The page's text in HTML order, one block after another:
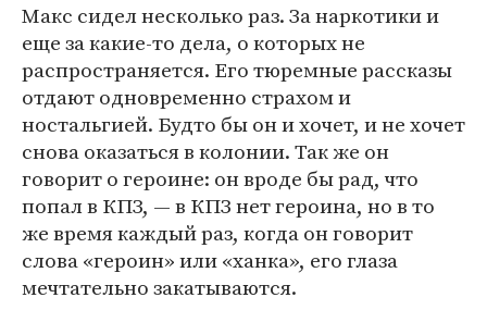
Макс сидел несколько раз. За наркотики и
еще за какие-то дела, о которых не
распространяется. Его тюремные рассказы
отдают одновременно страхом и
ностальгией. Будто бы он и хочет, и не хочет
снова оказаться в колонии. Так же он
говорит о героине: он вроде бы рад, что
попал в КПЗ, — в КПЗ нет героина, но в то
же время каждый раз, когда он говорит
слова «героин» или «ханка», его глаза
мечтательно закатываются.